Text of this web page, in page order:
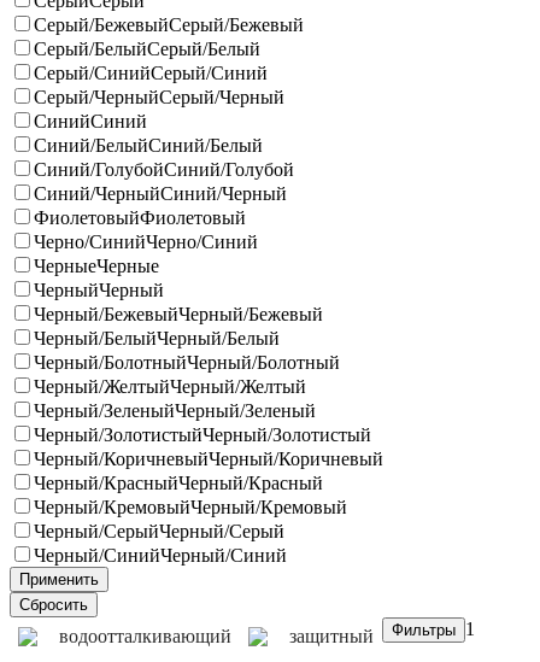
Серый/БежевыйСерый/Бежевый
Серый/БелыйСерый/Белый
Серый/СинийСерый/Синий
Серый/ЧерныйСерый/Черный
СинийСиний
Синий/БелыйСиний/Белый
Синий/ГолубойСиний/Голубой
Синий/ЧерныйСиний/Черный
ФиолетовыйФиолетовый
Черно/СинийЧерно/Синий
ЧерныеЧерные
ЧерныйЧерный
Черный/БежевыйЧерный/Бежевый
Черный/БелыйЧерный/Белый
Черный/БолотныйЧерный/Болотный
Черный/ЖелтыйЧерный/Желтый
Черный/ЗеленыйЧерный/Зеленый
Черный/ЗолотистыйЧерный/Золотистый
Черный/КоричневыйЧерный/Коричневый
Черный/КрасныйЧерный/Красный
Черный/КремовыйЧерный/Кремовый
Черный/СерыйЧерный/Серый
Черный/СинийЧерный/Синий
водоотталкивающий
защитный
1